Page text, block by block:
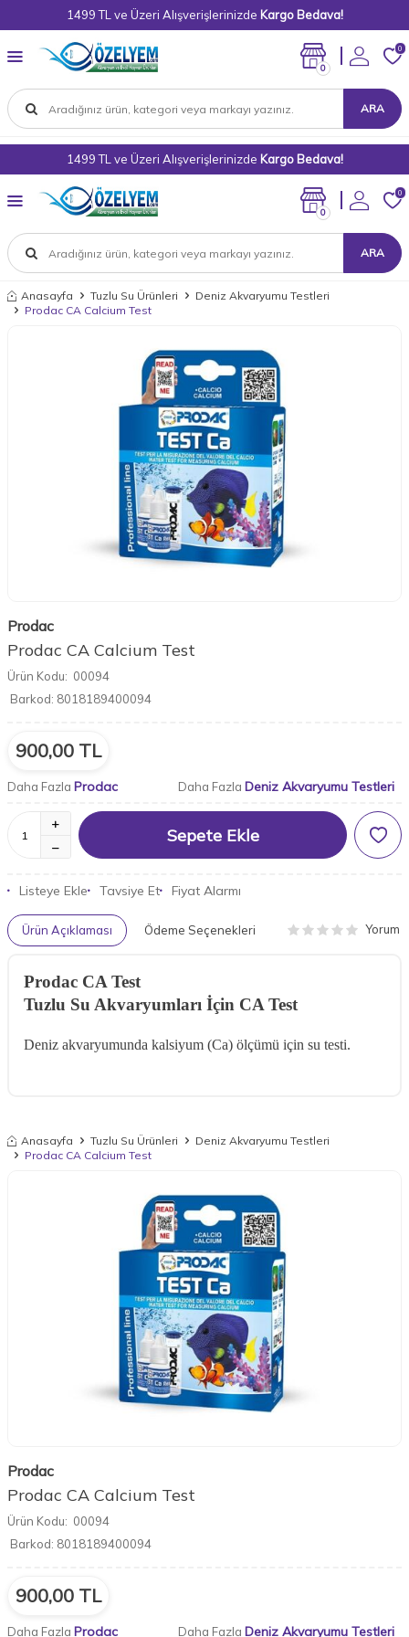
1499 TL ve Üzeri Alışverişlerinizde Kargo Bedava!
ARA
0
0
1499 TL ve Üzeri Alışverişlerinizde Kargo Bedava!
ARA
0
0
Anasayfa Tuzlu Su Ürünleri
Deniz Akvaryumu Testleri
Prodac CA Calcium Test
Prodac
Prodac CA Calcium Test
Ürün Kodu: 00094
Barkod: 8018189400094
900,00 TL
Daha Fazla Prodac Daha Fazla Deniz Akvaryumu Testleri
Sepete Ekle
Listeye Ekle Tavsiye Et Fiyat Alarmı
Ürün Açıklaması Ödeme Seçenekleri Yorum
Prodac CA Test
Tuzlu Su Akvaryumları İçin CA Test
Deniz akvaryumunda kalsiyum (Ca) ölçümü için su testi.
Anasayfa Tuzlu Su Ürünleri
Deniz Akvaryumu Testleri
Prodac CA Calcium Test
Prodac
Prodac CA Calcium Test
Ürün Kodu: 00094
Barkod: 8018189400094
900,00 TL
Daha Fazla Prodac Daha Fazla Deniz Akvaryumu Testleri